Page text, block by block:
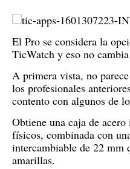
El Pro se considera la
TicWatch y eso no
A primera vista, no
los profesionales
contento con algunos de
Obtiene una caja de
físicos, combinada con
intercambiable de 22 mm
amarillas.